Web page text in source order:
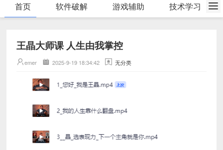
首页 软件破解 游戏辅助 技术学习
王晶大师课 人生由我掌控
emer 2025-9-19 18:34:42 无分类